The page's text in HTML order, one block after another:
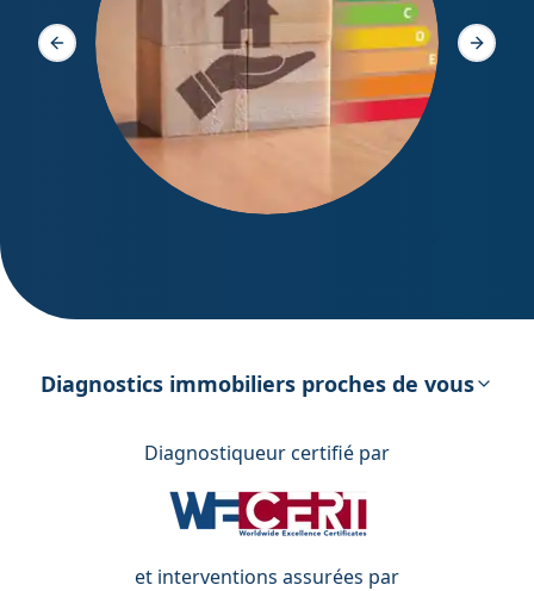
énergétique
Slide précédente Slide
Diagnostics immobiliers proches de vous
Diagnostiqueur certifié par
et interventions assurées par